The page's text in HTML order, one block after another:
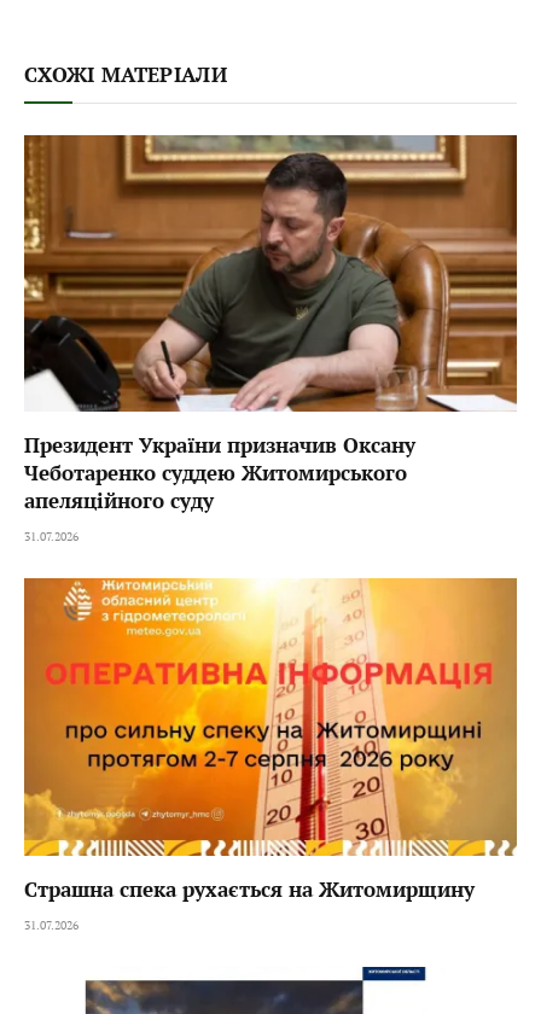
СХОЖІ МАТЕРІАЛИ
Президент України призначив Оксану
Чеботаренко суддею Житомирського
апеляційного суду
31.07.2026
Страшна спека рухається на Житомирщину
31.07.2026